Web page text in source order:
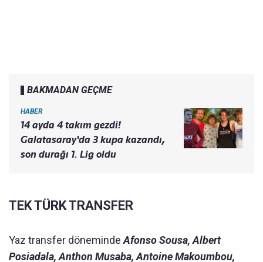
BAKMADAN GEÇME
HABER
14 ayda 4 takım gezdi!
Galatasaray'da 3 kupa kazandı,
son durağı 1. Lig oldu
TEK TÜRK TRANSFER
Yaz transfer dönemindeAfonso Sousa, Albert
Posiadala, Anthon Musaba, Antoine Makoumbou,